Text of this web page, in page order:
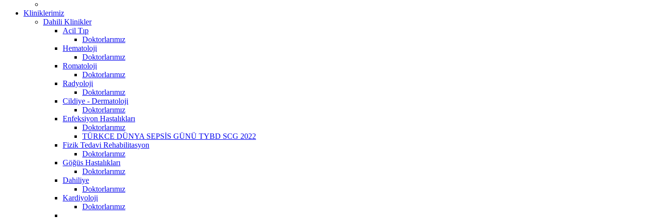
Kliniklerimiz
Dahili Klinikler
Acil Tıp
Doktorlarımız
Hematoloji
Doktorlarımız
Romatoloji
Doktorlarımız
Radyoloji
Doktorlarımız
Cildiye - Dermatoloji
Doktorlarımız
Enfeksiyon Hastalıkları
Doktorlarımız
TÜRKCE DÜNYA SEPSİS GÜNÜ TYBD SCG 2022
Fizik Tedavi Rehabilitasyon
Doktorlarımız
Göğüs Hastalıkları
Doktorlarımız
Dahiliye
Doktorlarımız
Kardiyoloji
Doktorlarımız